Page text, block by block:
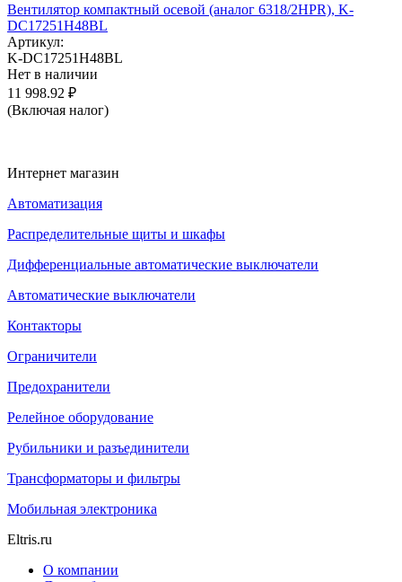
Вентилятор компактный осевой (аналог 6318/2HPR), K-
DC17251H48BL
Артикул:
K-DC17251H48BL
Нет в наличии
11 998.92 ₽
(Включая налог)
Интернет магазин
Автоматизация
Распределительные щиты и шкафы
Дифференциальные автоматические выключатели
Автоматические выключатели
Контакторы
Ограничители
Предохранители
Релейное оборудование
Рубильники и разъединители
Трансформаторы и фильтры
Мобильная электроника
Eltris.ru
О компании